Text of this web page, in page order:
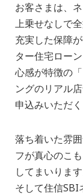
お客さまは、
上乗せなしで
充実した保障
ター住宅ロー
心感が特徴の
ングのリアル
申込みいただ
落ち着いた雰
フが真心のこ
してまいります
そして住信SBI